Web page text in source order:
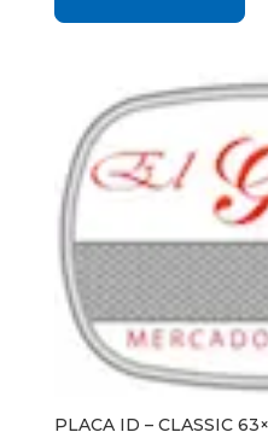
PLACA ID – CLASSIC